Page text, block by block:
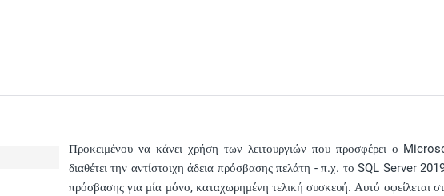
Προκειμένου να κάνει χρήση των λειτουργιών που προσφέρει ο
διαθέτει την αντίστοιχη άδεια πρόσβασης πελάτη - π.χ. το SQL Server
πρόσβασης για μία μόνο, καταχωρημένη τελική συσκευή. Αυτό οφείλεται